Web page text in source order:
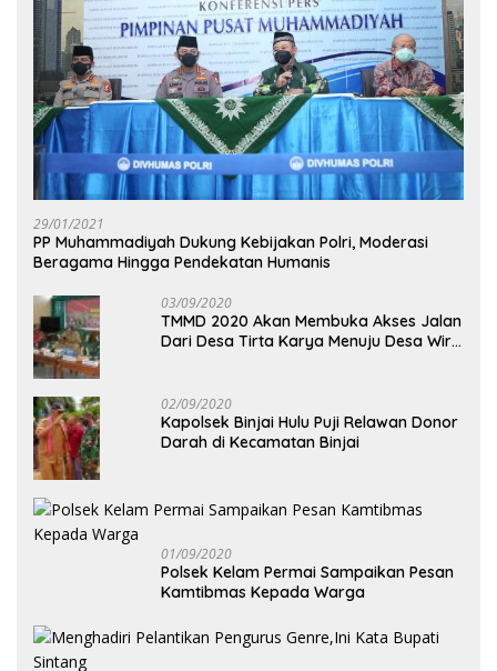
29/01/2021
PP Muhammadiyah Dukung Kebijakan Polri, Moderasi
Beragama Hingga Pendekatan Humanis
03/09/2020
TMMD 2020 Akan Membuka Akses Jalan
Dari Desa Tirta Karya Menuju Desa Wira
02/09/2020
Kapolsek Binjai Hulu Puji Relawan Donor
Darah di Kecamatan Binjai
01/09/2020
Polsek Kelam Permai Sampaikan Pesan
Kamtibmas Kepada Warga